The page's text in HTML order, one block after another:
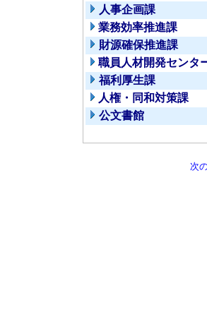
人事企画課
業務効率推進課
財源確保推進課
職員人材開発センタ
福利厚生課
人権・同和対策課
公文書館
次